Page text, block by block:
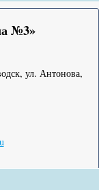
№3»
ул. Антонова,